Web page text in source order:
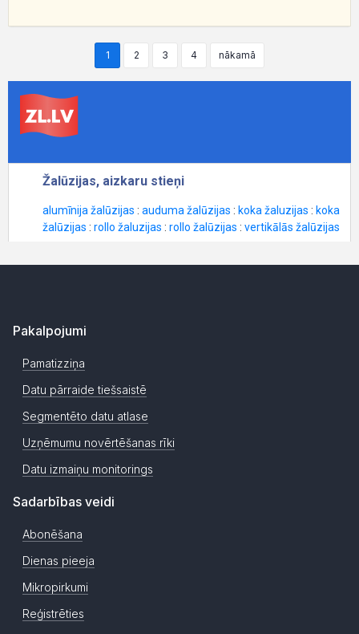
1 2 3 4 nākamā
Pakalpojumi
Pamatizziņa
Datu pārraide tiešsaistē
Segmentēto datu atlase
Uzņēmumu novērtēšanas rīki
Datu izmaiņu monitorings
Sadarbības veidi
Abonēšana
Dienas pieeja
Mikropirkumi
Reģistrēties